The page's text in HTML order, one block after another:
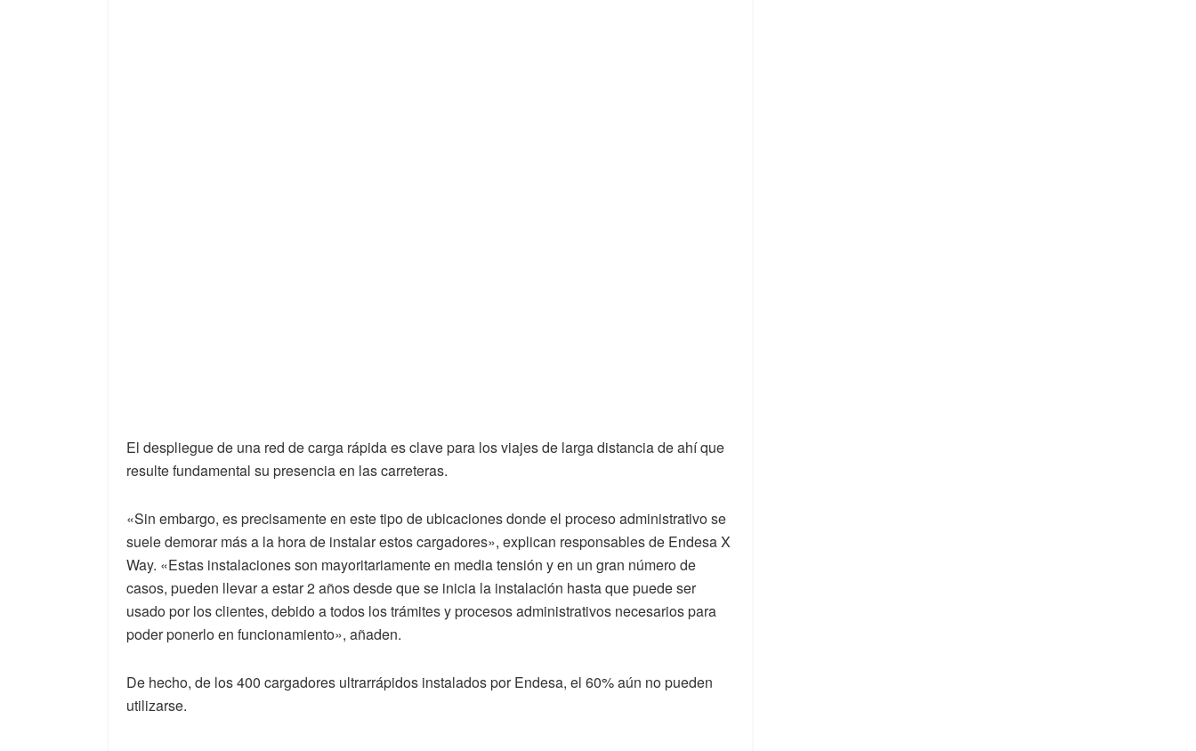
El despliegue de una red de carga rápida esclave para los viajes de larga distancia de ahí que
resulte fundamental su presencia en las carreteras.
«Sin embargo, es precisamente en este tipo de ubicaciones donde el proceso administrativo se
suele demorar más a la hora de instalar estos cargadores», explican responsables de Endesa X
Way. «Estas instalaciones son mayoritariamente en media tensión y en un gran número de
casos, pueden llevar a estar 2 años desde que se inicia la instalación hasta que puede ser
usado por los clientes, debido a todos los trámites y procesos administrativos necesarios para
poder ponerlo en funcionamiento», añaden.
De hecho, de los 400 cargadores ultrarrápidos instalados por Endesa, el 60% aún no pueden
utilizarse.